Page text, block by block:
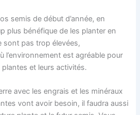
semis de début d’année, en
plus bénéfique de les planter en
sont pas trop élevées,
l’environnement est agréable pour
et leurs activités.
avec les engrais et les minéraux
vont avoir besoin, il faudra aussi